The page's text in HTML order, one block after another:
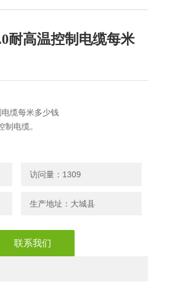
耐高温控制电缆每米
缆每米多少钱
电缆。
护套细钢丝铠装控制电缆。
带铠装控制电缆。
访问量：1309
生产地址：大城县
联系我们